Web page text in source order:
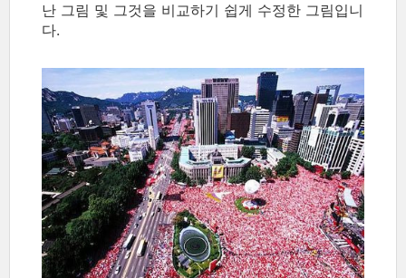
난 그림 및 그것을 비교하기 쉽게 수정한 그림입니
다.